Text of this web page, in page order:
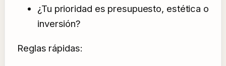
¿Tu prioridad es presupuesto, estética o
inversión?
Reglas rápidas: